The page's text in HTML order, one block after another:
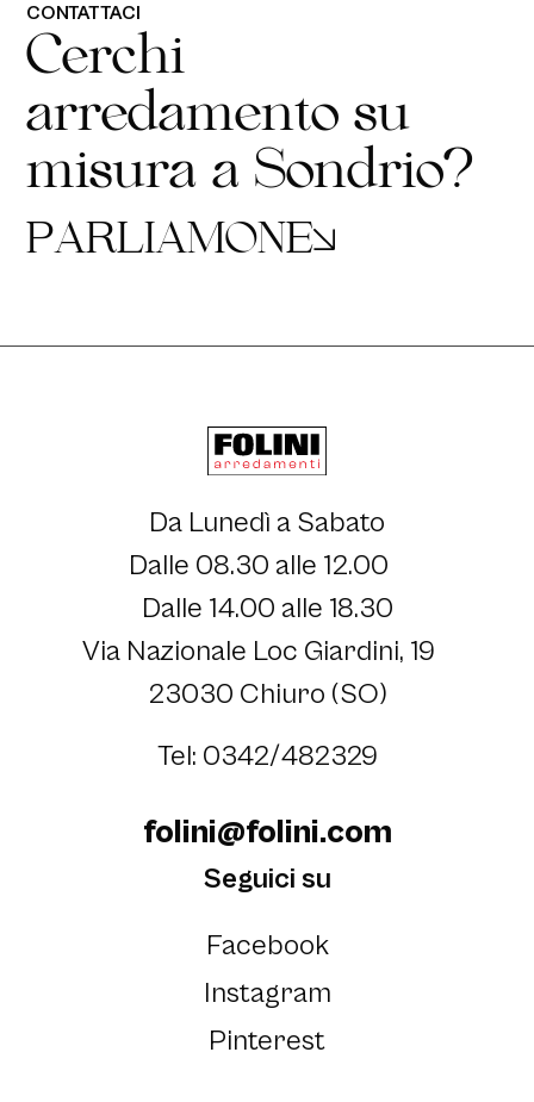
CONTATTACI
Cerchi
arredamento su
misura a Sondrio?
PARLIAMONE
Da Lunedì a Sabato
Dalle 08.30 alle 12.00
Dalle 14.00 alle 18.30
Via Nazionale Loc Giardini, 19
23030 Chiuro (SO)
Tel: 0342/482329
folini@folini.com
Seguici su
Facebook
Instagram
Pinterest